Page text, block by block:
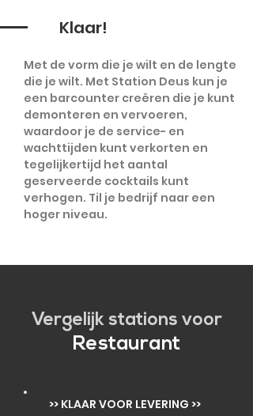
Klaar!
Met de vorm die je wilt en de lengte
die je wilt. Met Station Deus kun je
een barcounter creëren die je kunt
demonteren en vervoeren,
waardoor je de service- en
wachttijden kunt verkorten en
tegelijkertijd het aantal
geserveerde cocktails kunt
verhogen. Til je bedrijf naar een
hoger niveau.
Vergelijk stations voor
Restaurant
>> KLAAR VOOR LEVERING >>